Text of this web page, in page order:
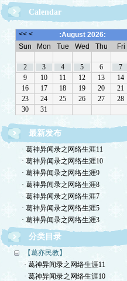
Calendar
最新发布
· 葛神异闻录之网络生涯11
· 葛神异闻录之网络生涯10
· 葛神异闻录之网络生涯9
· 葛神异闻录之网络生涯8
· 葛神异闻录之网络生涯7
· 葛神异闻录之网络生涯5
· 葛神异闻录之网络生涯3
分类目录
【葛亦民教】
· 葛神异闻录之网络生涯11
· 葛神异闻录之网络生涯10